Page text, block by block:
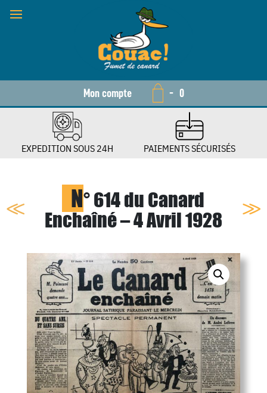
Mon compte - 0
EXPEDITION SOUS 24H PAIEMENTS SÉCURISÉS
N° 614 du Canard
Enchaîné – 4 Avril 1928